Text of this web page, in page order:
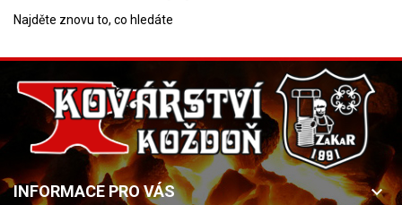
Najděte znovu to, co hledáte
INFORMACE PRO VÁS keyboard_arrow_down